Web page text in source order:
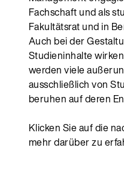
Fachschaft und als
Fakultätsrat und in
Auch bei der
Studieninhalte
werden viele
ausschließlich von
beruhen auf deren
Klicken Sie auf die
mehr darüber zu